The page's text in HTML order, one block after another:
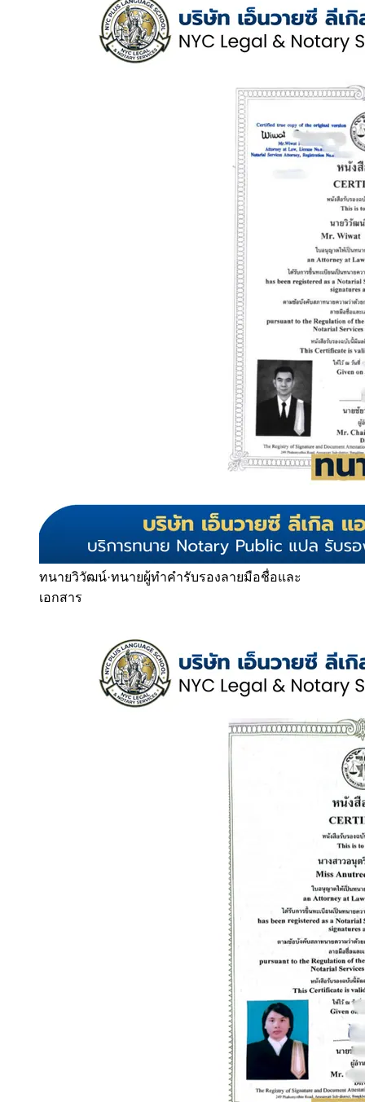
ทนายวิวัฒน์·ทนายผู้ทำคำรับรองลายมือชื่อและ
เอกสาร